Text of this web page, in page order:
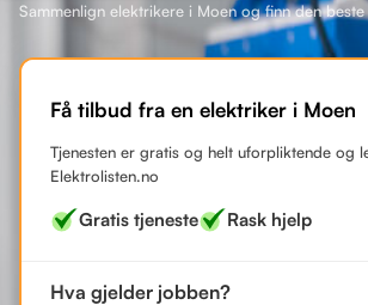
Sammenlign elektrikere i Moen og finn den
Få tilbud fra en elektriker i Moen
Tjenesten er gratis og helt uforpliktende og
Elektrolisten.no
Gratis tjeneste Rask hjelp
Hva gjelder jobben?